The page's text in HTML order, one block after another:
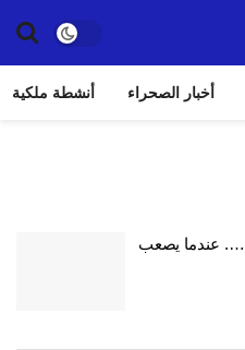
أخبار الصحراء أنشطة ملكية
عندما يصعب